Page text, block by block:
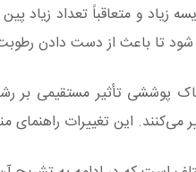
زیاد و متعاقباً تعداد
شود تا باعث از دست دادن
پوششی تأثیر مستقیمی بر
می‌کنند. این تغییرات راهنمای